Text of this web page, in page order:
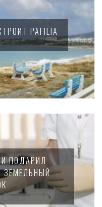
PAFILIA
ПОДАРИЛ
ЗЕМЕЛЬНЫЙ